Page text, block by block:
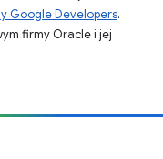
Google Developers.
firmy Oracle i jej